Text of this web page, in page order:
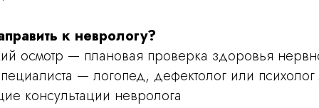
к неврологу?
осмотр — плановая проверка здоровья
— логопед, дефектолог или психолог
консультации невролога